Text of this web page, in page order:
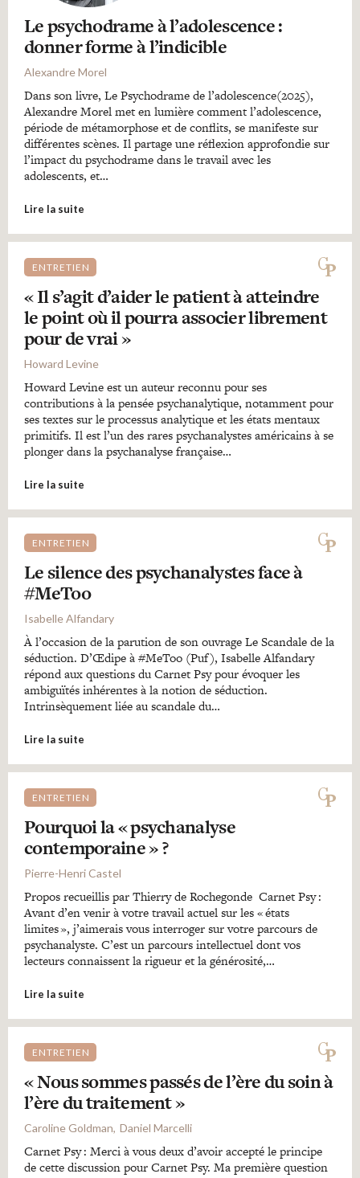
Le psychodrame à l’adolescence :
donner forme à l’indicible
Alexandre Morel
Dans son livre, Le Psychodrame de l’adolescence(2025),
Alexandre Morel met en lumière comment l’adolescence,
période de métamorphose et de conflits, se manifeste sur
différentes scènes. Il partage une réflexion approfondie sur
l’impact du psychodrame dans le travail avec les
adolescents, et…
Lire la suite
ENTRETIEN
« Il s’agit d’aider le patient à atteindre
le point où il pourra associer librement
pour de vrai »
Howard Levine
Howard Levine est un auteur reconnu pour ses
contributions à la pensée psychanalytique, notamment pour
ses textes sur le processus analytique et les états mentaux
primitifs. Il est l’un des rares psychanalystes américains à se
plonger dans la psychanalyse française…
Lire la suite
ENTRETIEN
Le silence des psychanalystes face à
#MeToo
Isabelle Alfandary
À l’occasion de la parution de son ouvrage Le Scandale de la
séduction. D’Œdipe à #MeToo (Puf), Isabelle Alfandary
répond aux questions du Carnet Psy pour évoquer les
ambiguïtés inhérentes à la notion de séduction.
Intrinsèquement liée au scandale du…
Lire la suite
ENTRETIEN
Pourquoi la « psychanalyse
contemporaine » ?
Pierre-Henri Castel
Propos recueillis par Thierry de Rochegonde Carnet Psy :
Avant d’en venir à votre travail actuel sur les « états
limites », j’aimerais vous interroger sur votre parcours de
psychanalyste. C’est un parcours intellectuel dont vos
lecteurs connaissent la rigueur et la générosité,…
Lire la suite
ENTRETIEN
« Nous sommes passés de l’ère du soin à
l’ère du traitement »
Caroline Goldman Daniel Marcelli
Carnet Psy : Merci à vous deux d’avoir accepté le principe
de cette discussion pour Carnet Psy. Ma première question